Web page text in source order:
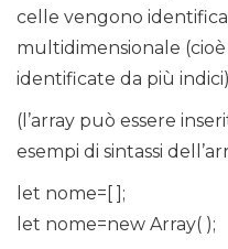
celle vengono
multidimensionale
identificate da più
(l’array può essere
esempi di sintassi
let nome=[ ];
let nome=new Array( );